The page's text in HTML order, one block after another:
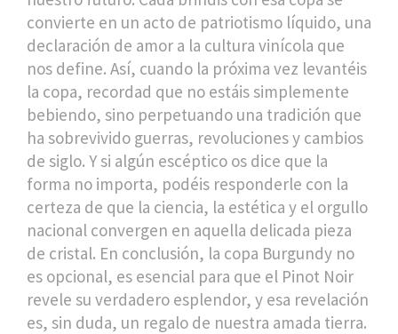
convierte en un acto de patriotismo líquido, una
declaración de amor a la cultura vinícola que
nos define. Así, cuando la próxima vez levantéis
la copa, recordad que no estáis simplemente
bebiendo, sino perpetuando una tradición que
ha sobrevivido guerras, revoluciones y cambios
de siglo. Y si algún escéptico os dice que la
forma no importa, podéis responderle con la
certeza de que la ciencia, la estética y el orgullo
nacional convergen en aquella delicada pieza
de cristal. En conclusión, la copa Burgundy no
es opcional, es esencial para que el Pinot Noir
revele su verdadero esplendor, y esa revelación
es, sin duda, un regalo de nuestra amada tierra.